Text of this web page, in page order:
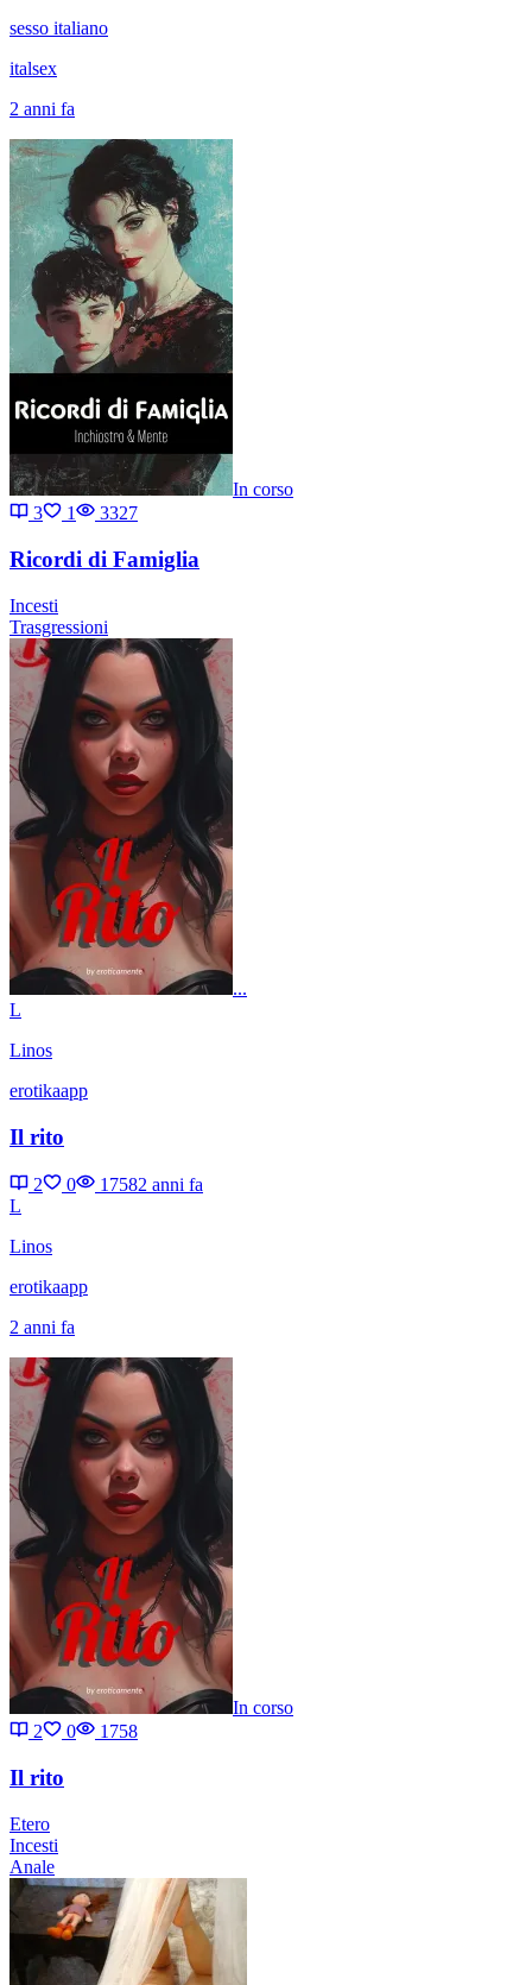
sesso italiano
italsex
2 anni fa
In corso
3
1 3327
Ricordi di Famiglia
Incesti
Trasgressioni
...
L
Linos
erotikaapp
Il rito
2 0 17582 anni fa
L
Linos
erotikaapp
2 anni fa
In corso
2
0 1758
Il rito
Etero
Incesti
Anale